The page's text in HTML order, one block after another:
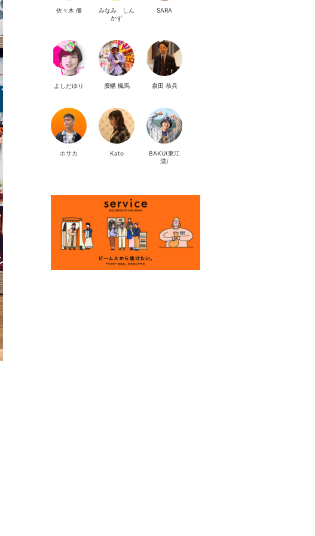
佐々木 優
みなみ しん
かず
SARA
よしだゆり 廣幡 楓馬 泉田 恭兵
ホサカ Kato
BAKU(東江
漠)